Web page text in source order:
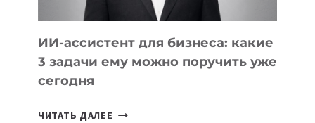
ИИ-ассистент для бизнеса: какие
3 задачи ему можно поручить уже
сегодня
ЧИТАТЬ ДАЛЕЕ ИИ-